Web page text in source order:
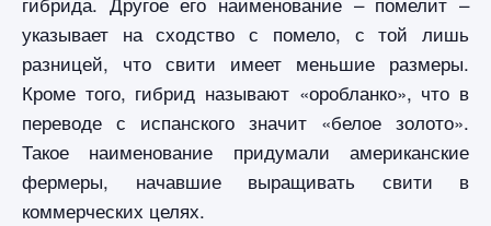
указывает на сходство с помело, с той лишь
разницей, что свити имеет меньшие размеры.
Кроме того, гибрид называют «оробланко», что в
переводе с испанского значит «белое золото».
Такое наименование придумали американские
фермеры, начавшие выращивать свити в
коммерческих целях.